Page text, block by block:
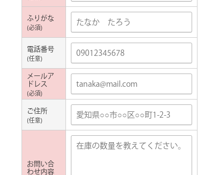
Case01.戸建住宅施工事例
Case02.美容院施工事例
Case03.資材置き場施工事例
Case04.屋外 通学路施工事例
場所別商品提案
ご家庭向け 会社向け
店舗向け 医療・介護向け
自治体向け
ふりがな
(必須)
電話番号
(任意)
メールア
ドレス
(必須)
ご住所
(任意)
お問い合
わせ内容